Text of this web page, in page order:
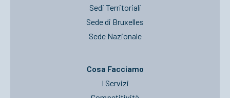
Sedi Territoriali
Sede di Bruxelles
Sede Nazionale
Cosa Facciamo
I Servizi